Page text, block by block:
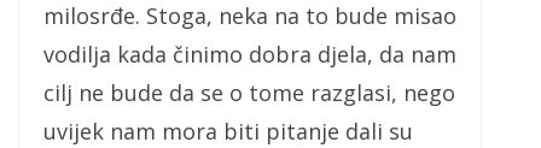
milosrđe. Stoga, neka na to bude misao
vodilja kada činimo dobra djela, da nam
cilj ne bude da se o tome razglasi, nego
uvijek nam mora biti pitanje dali su